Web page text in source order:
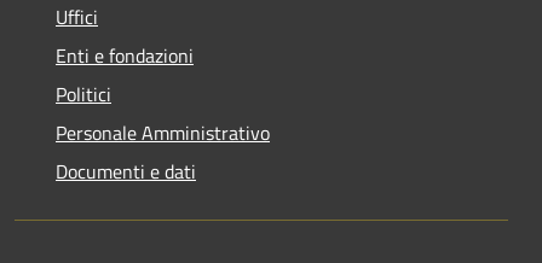
Uffici
Enti e fondazioni
Politici
Personale Amministrativo
Documenti e dati